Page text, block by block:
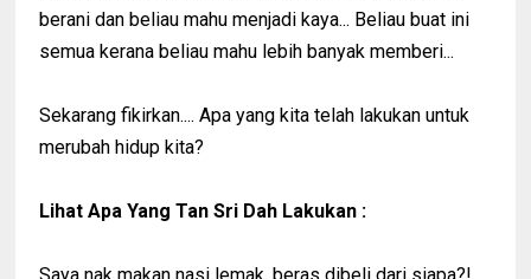
berani dan beliau mahu menjadi kaya... Beliau buat ini
semua kerana beliau mahu lebih banyak memberi...
Sekarang fikirkan.... Apa yang kita telah lakukan untuk
merubah hidup kita?
Lihat Apa Yang Tan Sri Dah Lakukan :